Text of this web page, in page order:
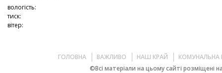
вологість:
тиск:
вітер:
ГОЛОВНА ВАЖЛИВО НАШ КРАЙ
КОМУНАЛЬНА
©Всі матеріали на цьому сайті розміщені